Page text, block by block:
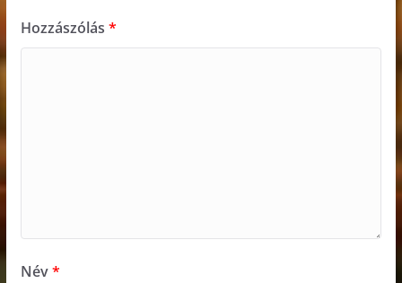
Hozzászólás *
Név*